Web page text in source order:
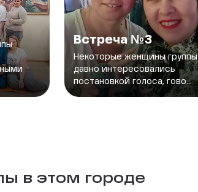
Встреча №3
Некоторые женщины группы
давно интересовались
постановкой голоса, гово...
в этом городе